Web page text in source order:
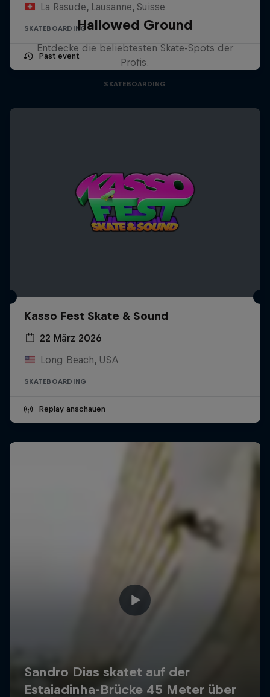
La Rasude, Lausanne, Suisse
SKATEBOARDING
Past event
Hallowed Ground
Entdecke die beliebtesten Skate-Spots der
Profis.
SKATEBOARDING
Kasso Fest Skate & Sound
22 März 2026
Long Beach, USA
SKATEBOARDING
Replay anschauen